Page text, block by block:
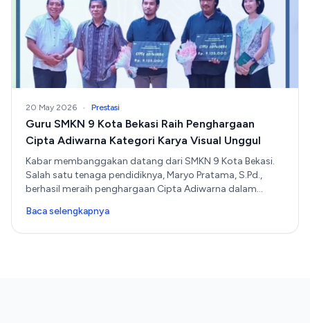
20 May 2026 • Prestasi
Guru SMKN 9 Kota Bekasi Raih Penghargaan
Cipta Adiwarna Kategori Karya Visual Unggul
Kabar membanggakan datang dari SMKN 9 Kota Bekasi.
Salah satu tenaga pendidiknya, Maryo Pratama, S.Pd.,
berhasil meraih penghargaan Cipta Adiwarna dalam
Baca selengkapnya